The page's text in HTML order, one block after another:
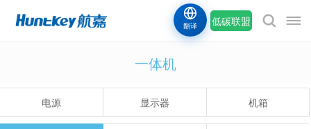
低碳联盟
翻译
一体机
电源 显示器 机箱